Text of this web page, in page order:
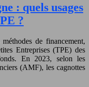
: quels usages
?
de financement,
Entreprises (TPE) des
En 2023, selon les
(AMF), les cagnottes